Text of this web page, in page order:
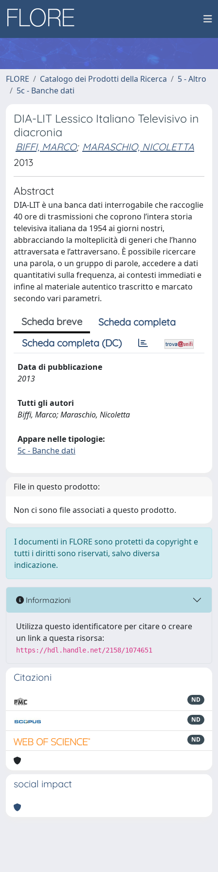
FLORE Catalogo dei Prodotti della Ricerca
5 - Altro
5c - Banche dati
DIA-LIT Lessico Italiano Televisivo in
diacronia
BIFFI, MARCO; MARASCHIO, NICOLETTA
2013
Abstract
DIA-LIT è una banca dati interrogabile che raccoglie
40 ore di trasmissioni che coprono l’intera storia
televisiva italiana da 1954 ai giorni nostri,
abbracciando la molteplicità di generi che l’hanno
attraversata e l’attraversano. È possibile ricercare
una parola, o un gruppo di parole, accedere a dati
quantitativi sulla frequenza, ai contesti immediati e
infine al materiale autentico trascritto e marcato
secondo vari parametri.
Scheda breve
Scheda completa
Scheda completa (DC)
Data di pubblicazione
2013
Tutti gli autori
Biffi, Marco; Maraschio, Nicoletta
Appare nelle tipologie:
5c - Banche dati
File in questo prodotto:
Non ci sono file associati a questo prodotto.
I documenti in FLORE sono protetti da copyright e
tutti i diritti sono riservati, salvo diversa
indicazione.
Informazioni
Utilizza questo identificatore per citare o creare
un link a questa risorsa:
https://hdl.handle.net/2158/1074651
Citazioni
ND
ND
ND
social impact